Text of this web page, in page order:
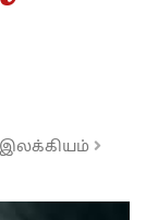
இலக்கியம்